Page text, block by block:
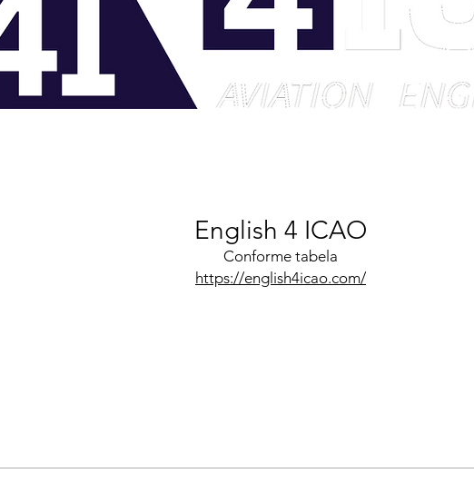
English 4 ICAO
Conforme tabela
https://english4icao.com/